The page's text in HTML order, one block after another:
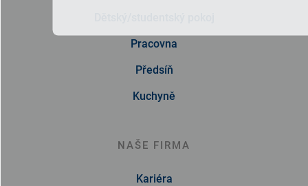
Pracovna
Předsíň
Kuchyně
NAŠE FIRMA
Kariéra